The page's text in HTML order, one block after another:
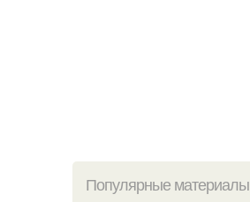
Популярные материалы